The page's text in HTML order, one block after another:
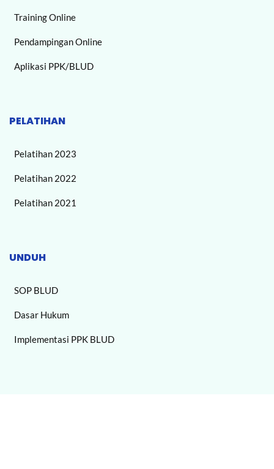
Training Online
Pendampingan Online
Aplikasi PPK/BLUD
PELATIHAN
Pelatihan 2023
Pelatihan 2022
Pelatihan 2021
UNDUH
SOP BLUD
Dasar Hukum
Implementasi PPK BLUD